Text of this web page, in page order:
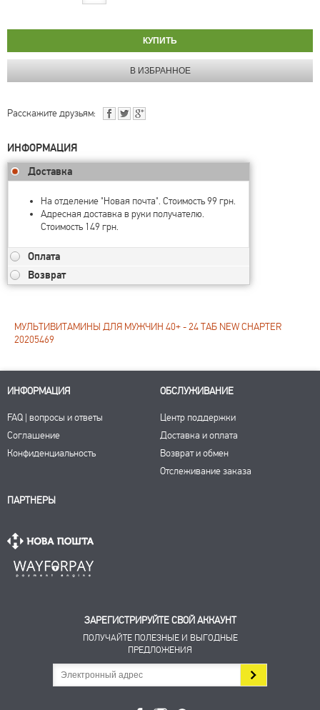
Расскажите друзьям:
ИНФОРМАЦИЯ
Доставка
На отделение "Новая почта". Стоимость 99 грн.
Адресная доставка в руки получателю.
Стоимость 149 грн.
Оплата
Возврат
МУЛЬТИВИТАМИНЫ ДЛЯ МУЖЧИН 40+ - 24 ТАБ NEW CHAPTER
20205469
ИНФОРМАЦИЯ
FAQ | вопросы и ответы
Соглашение
Конфиденциальность
ОБСЛУЖИВАНИЕ
Центр поддержки
Доставка и оплата
Возврат и обмен
Отслеживание заказа
ПАРТНЕРЫ
ЗАРЕГИСТРИРУЙТЕ СВОЙ АККАУНТ
ПОЛУЧАЙТЕ ПОЛЕЗНЫЕ И ВЫГОДНЫЕ
ПРЕДЛОЖЕНИЯ